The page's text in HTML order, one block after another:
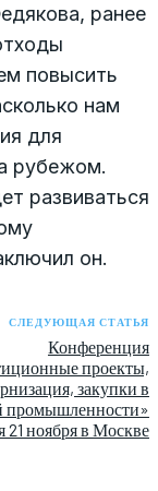
ранее
повысить
нам
для
рубежом.
развиваться
он.
СЛЕДУЮЩАЯ СТАТЬЯ
Конференция
проекты,
закупки в
промышленности»
21 ноября в Москве